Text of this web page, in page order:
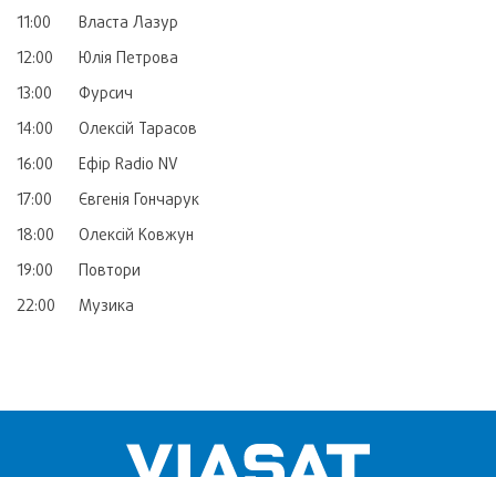
11:00
Власта Лазур
12:00
Юлія Петрова
13:00
Фурсич
14:00
Олексій Тарасов
16:00
Ефір Radio NV
17:00
Євгенія Гончарук
18:00
Олексій Ковжун
19:00
Повтори
22:00
Музика